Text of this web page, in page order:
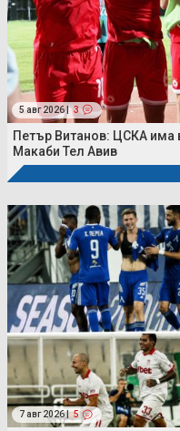
5 авг 2026 | 3
Петър Витанов: ЦСКА има
Макаби Тел Авив
7 авг 2026 | 5